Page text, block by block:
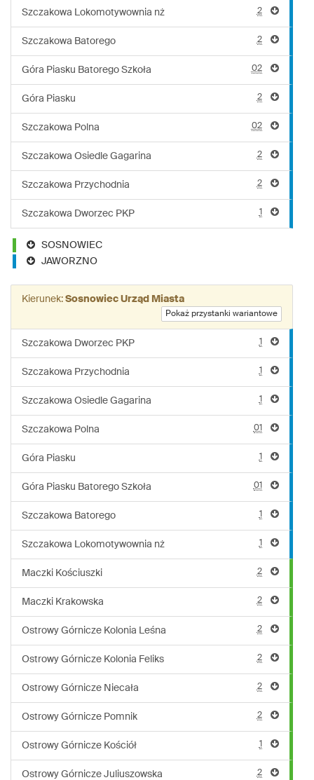
Szczakowa Lokomotywownia nż 2
Szczakowa Batorego 2
Góra Piasku Batorego Szkoła 02
Góra Piasku 2
Szczakowa Polna 02
Szczakowa Osiedle Gagarina 2
Szczakowa Przychodnia 2
Szczakowa Dworzec PKP 1
SOSNOWIEC
JAWORZNO
Kierunek: Sosnowiec Urząd Miasta
Pokaż przystanki wariantowe
Szczakowa Dworzec PKP 1
Szczakowa Przychodnia 1
Szczakowa Osiedle Gagarina 1
Szczakowa Polna 01
Góra Piasku 1
Góra Piasku Batorego Szkoła 01
Szczakowa Batorego 1
Szczakowa Lokomotywownia nż 1
Maczki Kościuszki 2
Maczki Krakowska 2
Ostrowy Górnicze Kolonia Leśna 2
Ostrowy Górnicze Kolonia Feliks 2
Ostrowy Górnicze Niecała 2
Ostrowy Górnicze Pomnik 2
Ostrowy Górnicze Kościół 1
Ostrowy Górnicze Juliuszowska 2